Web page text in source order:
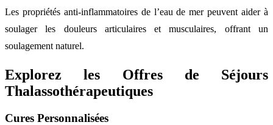
Les propriétés anti-inflammatoires de l’eau de mer peuvent aider à
soulager les douleurs articulaires et musculaires, offrant un
soulagement naturel.
Explorez les Offres de Séjours
Thalassothérapeutiques
Cures Personnalisées